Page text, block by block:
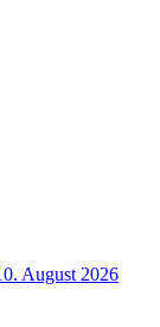
August 2026